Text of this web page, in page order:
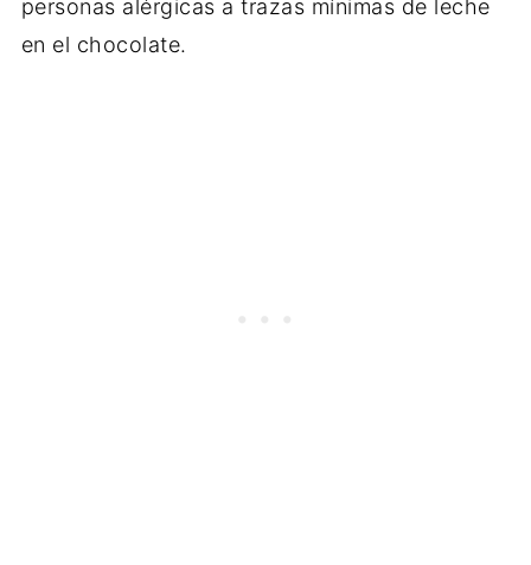
personas alérgicas a trazas mínimas de leche
en el chocolate.